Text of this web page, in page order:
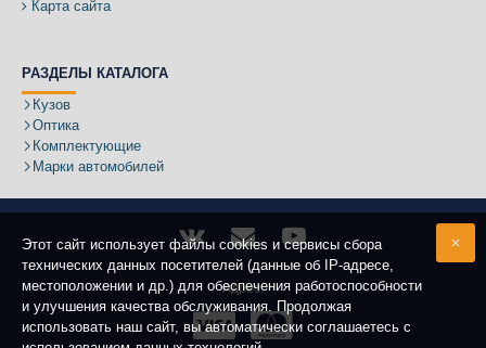
Карта сайта
РАЗДЕЛЫ КАТАЛОГА
Кузов
Оптика
Комплектующие
Марки автомобилей
Адрес:
Этот сайт использует файлы cookies и сервисы сбора
технических данных посетителей (данные об IP-адресе,
местоположении и др.) для обеспечения работоспособности
и улучшения качества обслуживания. Продолжая
использовать наш сайт, вы автоматически соглашаетесь с